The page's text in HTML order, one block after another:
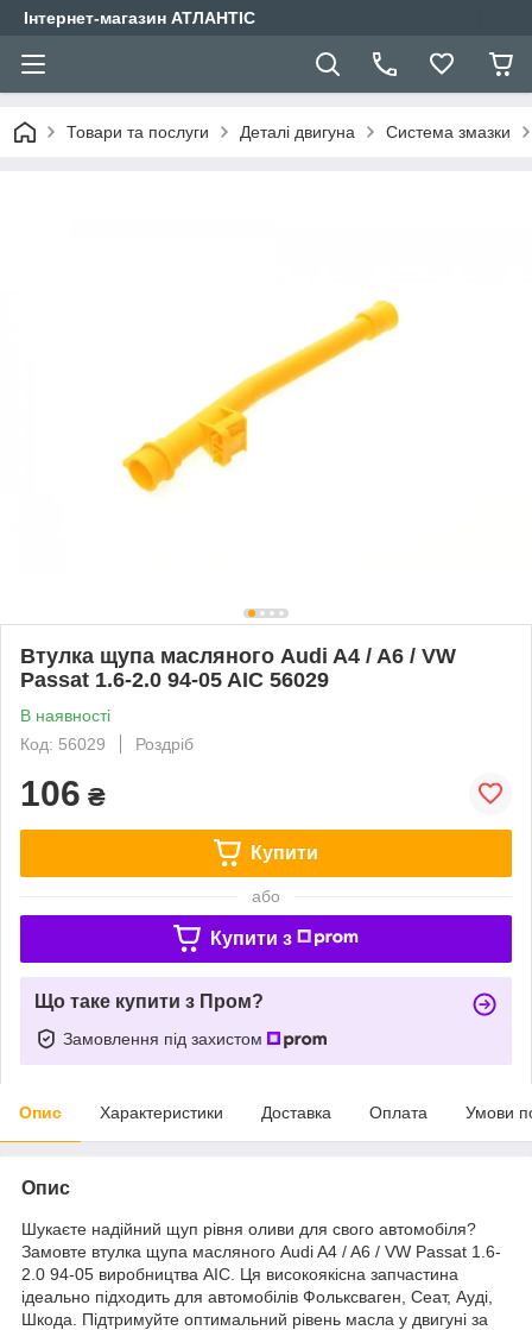
Інтернет-магазин АТЛАНТІС
Товари та послуги Деталі двигуна Система змазки
Втулка щупа масляного Audi A4 / A6 / VW
Passat 1.6-2.0 94-05 AIC 56029
В наявності
Код: 56029
Роздріб
106 ₴
Купити
або
Купити з
Що таке купити з Пром?
Замовлення під захистом
Опис Характеристики Доставка Оплата Умови
Опис
Шукаєте надійний щуп рівня оливи для свого автомобіля?
Замовте втулка щупа масляного Audi A4 / A6 / VW Passat 1.6-
2.0 94-05 виробництва AIC. Ця високоякісна запчастина
ідеально підходить для автомобілів Фольксваген, Сеат, Ауді,
Шкода. Підтримуйте оптимальний рівень масла у двигуні за